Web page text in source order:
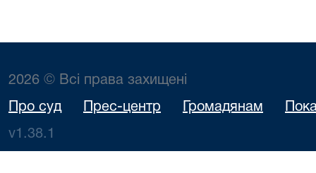
2026 © Всі права захищені
Про суд Прес-центр Громадянам
v1.38.1